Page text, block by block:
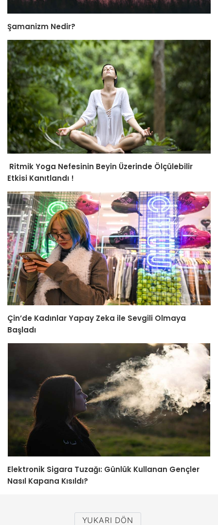
Şamanizm Nedir?
Ritmik Yoga Nefesinin Beyin Üzerinde Ölçülebilir
Etkisi Kanıtlandı !
Çin’de Kadınlar Yapay Zeka ile Sevgili Olmaya
Başladı
Elektronik Sigara Tuzağı: Günlük Kullanan Gençler
Nasıl Kapana Kısıldı?
YUKARI DÖN